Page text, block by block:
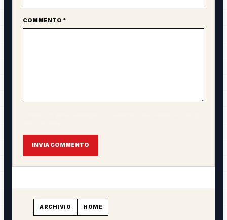
COMMENTO *
INVIA COMMENTO
ARCHIVIO HOME